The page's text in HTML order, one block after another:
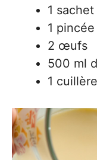
1
1
2 œufs
500 ml
1